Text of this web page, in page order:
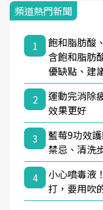
頻道熱門新聞
1
飽和脂肪酸
含飽和脂肪
優缺點、建
2
運動完消除
效果更好
3
藍莓9功效
禁忌、清洗
4
小心噴毒液
打，要用吹